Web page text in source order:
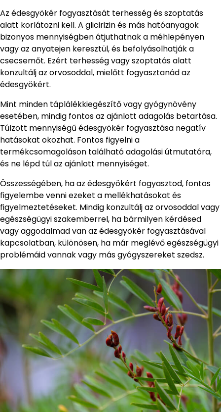
Az édesgyökér fogyasztását terhesség és szoptatás
alatt korlátozni kell. A glicirizin és más hatóanyagok
bizonyos mennyiségben átjuthatnak a méhlepényen
vagy az anyatejen keresztül, és befolyásolhatják a
csecsemőt. Ezért terhesség vagy szoptatás alatt
konzultálj az orvosoddal, mielőtt fogyasztanád az
édesgyökért.
Mint minden táplálékkiegészítő vagy gyógynövény
esetében, mindig fontos az ajánlott adagolás betartása.
Túlzott mennyiségű édesgyökér fogyasztása negatív
hatásokat okozhat. Fontos figyelni a
termékcsomagoláson található adagolási útmutatóra,
és ne lépd túl az ajánlott mennyiséget.
Összességében, ha az édesgyökért fogyasztod, fontos
figyelembe venni ezeket a mellékhatásokat és
figyelmeztetéseket. Mindig konzultálj az orvosoddal vagy
egészségügyi szakemberrel, ha bármilyen kérdésed
vagy aggodalmad van az édesgyökér fogyasztásával
kapcsolatban, különösen, ha már meglévő egészségügyi
problémáid vannak vagy más gyógyszereket szedsz.